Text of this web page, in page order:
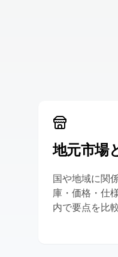
地元市場
国や地域に関
庫・価格・仕
内で要点を比